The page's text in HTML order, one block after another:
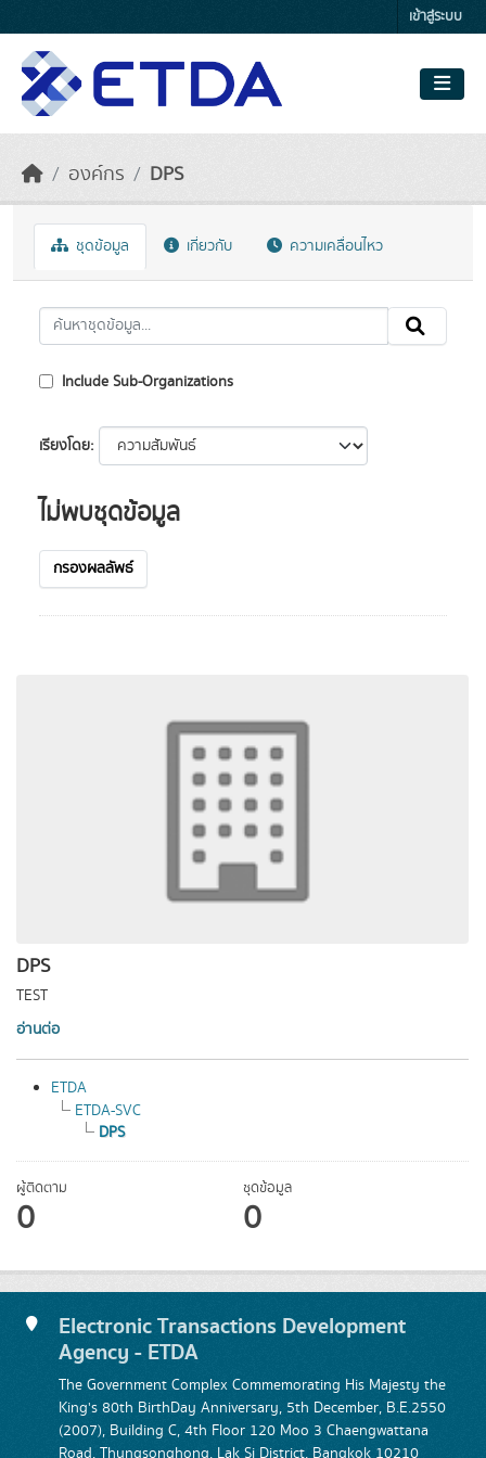
เข้าสู่ระบบ
องค์กร DPS
DPS
TEST
อ่านต่อ
ETDA
ETDA-SVC
DPS
ผู้ติดตาม
0
ชุดข้อมูล
0
ชุดข้อมูล เกี่ยวกับ ความเคลื่อนไหว
Include Sub-Organizations
เรียงโดย
ไม่พบชุดข้อมูล
กรองผลลัพธ์
Electronic Transactions Development
Agency - ETDA
The Government Complex Commemorating His Majesty the
King's 80th BirthDay Anniversary, 5th December, B.E.2550
(2007), Building C, 4th Floor 120 Moo 3 Chaengwattana